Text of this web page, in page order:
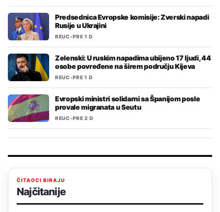
Predsednica Evropske komisije: Zverski napadi
Rusije u Ukrajini
REUC•PRE 1 D
Zelenski: U ruskim napadima ubijeno 17 ljudi, 44
osobe povređene na širem području Kijeva
REUC•PRE 1 D
Evropski ministri solidarni sa Španijom posle
provale migranata u Seutu
REUC•PRE 2 D
ČITAOCI BIRAJU
Najčitanije